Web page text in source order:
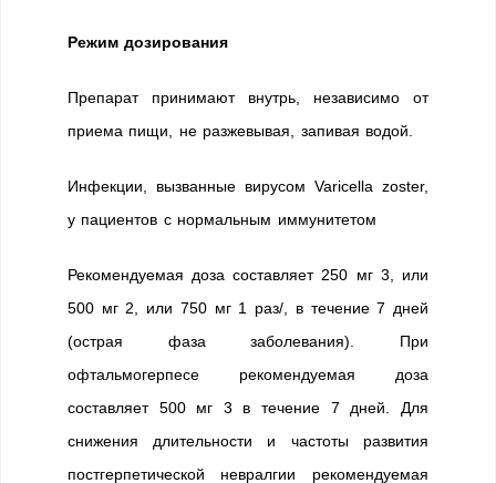
Режим дозирования
Препарат принимают внутрь, независимо от
приема пищи, не разжевывая, запивая водой.
Инфекции, вызванные вирусом Varicella zoster,
у пациентов с нормальным иммунитетом
Рекомендуемая доза составляет 250 мг 3, или
500 мг 2, или 750 мг 1 раз/, в течение 7 дней
(острая фаза заболевания). При
офтальмогерпесе рекомендуемая доза
составляет 500 мг 3 в течение 7 дней. Для
снижения длительности и частоты развития
постгерпетической невралгии рекомендуемая